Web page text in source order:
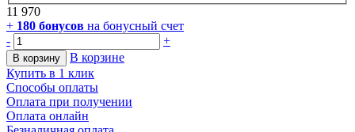
11 970
+ 180 бонусов на бонусный счет
-
+
В корзину
В корзине
Купить в 1 клик
Способы оплаты
Оплата при получении
Оплата онлайн